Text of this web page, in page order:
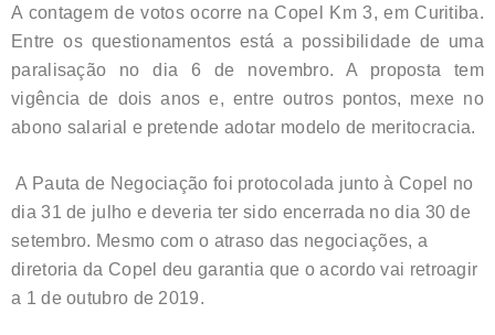
A contagem de votos ocorre na Copel Km 3, em Curitiba.
Entre os questionamentos está a possibilidade de uma
paralisação no dia 6 de novembro. A proposta tem
vigência de dois anos e, entre outros pontos, mexe no
abono salarial e pretende adotar modelo de meritocracia.
A Pauta de Negociação foi protocolada junto à Copel no
dia 31 de julho e deveria ter sido encerrada no dia 30 de
setembro. Mesmo com o atraso das negociações, a
diretoria da Copel deu garantia que o acordo vai retroagir
a 1 de outubro de 2019.